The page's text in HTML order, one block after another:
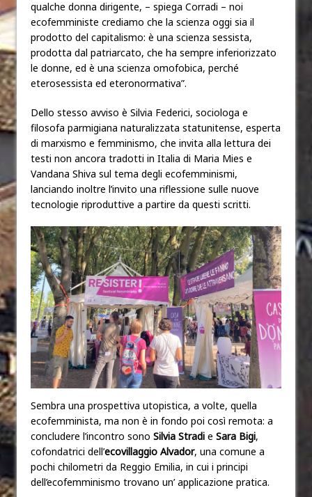
qualche donna dirigente, – spiega Corradi – noi
ecofemministe crediamo che la scienza oggi sia il
prodotto del capitalismo: è una scienza sessista,
prodotta dal patriarcato, che ha sempre inferiorizzato
le donne, ed è una scienza omofobica, perché
eterosessista ed eteronormativa”.
Dello stesso avviso è Silvia Federici, sociologa e
filosofa parmigiana naturalizzata statunitense, esperta
di marxismo e femminismo, che invita alla lettura dei
testi non ancora tradotti in Italia di Maria Mies e
Vandana Shiva sul tema degli ecofemminismi,
lanciando inoltre l’invito una riflessione sulle nuove
tecnologie riproduttive a partire da questi scritti.
Sembra una prospettiva utopistica, a volte, quella
ecofemminista, ma non è in fondo poi così remota: a
concludere l’incontro sono Silvia Stradi e Sara Bigi,
cofondatrici dell’ecovillaggio Alvador, una comune a
pochi chilometri da Reggio Emilia, in cui i principi
dell’ecofemminismo trovano un’ applicazione pratica.